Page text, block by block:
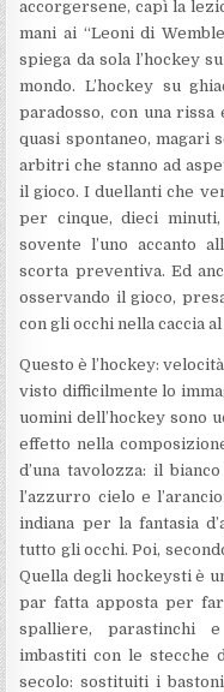
accorgersene, capì la
mani ai “Leoni di
spiega da sola l’hockey
mondo. L’hockey su
paradosso, con una rissa
quasi spontaneo, magari
arbitri che stanno ad
il gioco. I duellanti che
per cinque, dieci
sovente l’uno accanto
scorta preventiva. Ed
osservando il gioco,
con gli occhi nella caccia al
Questo è l’hockey:
visto difficilmente lo
uomini dell’hockey sono
effetto nella
d’una tavolozza: il
l’azzurro cielo e
indiana per la fantasia
tutto gli occhi. Poi,
Quella degli hockeysti è
par fatta apposta per far
spalliere, parastinchi
imbastiti con le stecche
secolo: sostituiti i